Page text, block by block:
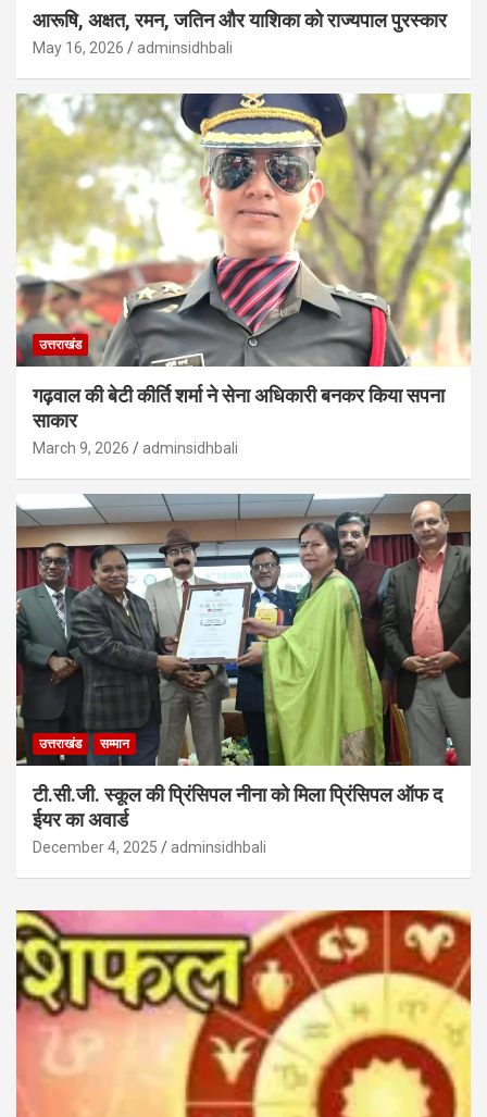
आरूषि, अक्षत, रमन, जतिन और याशिका को राज्यपाल पुरस्कार
May 16, 2026 adminsidhbali
उत्तराखंड
गढ़वाल की बेटी कीर्ति शर्मा ने सेना अधिकारी बनकर किया सपना
साकार
March 9, 2026 adminsidhbali
उत्तराखंड सम्मान
टी.सी.जी. स्कूल की प्रिंसिपल नीना को मिला प्रिंसिपल ऑफ द
ईयर का अवार्ड
December 4, 2025 adminsidhbali